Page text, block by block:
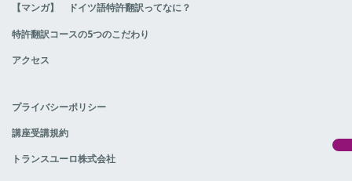
【マンガ】 ドイツ語特許翻訳ってなに？
特許翻訳コースの5つのこだわり
アクセス
プライバシーポリシー
講座受講規約
トランスユーロ株式会社